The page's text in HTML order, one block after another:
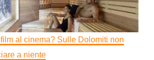
al cinema? Sulle Dolomiti non
a niente